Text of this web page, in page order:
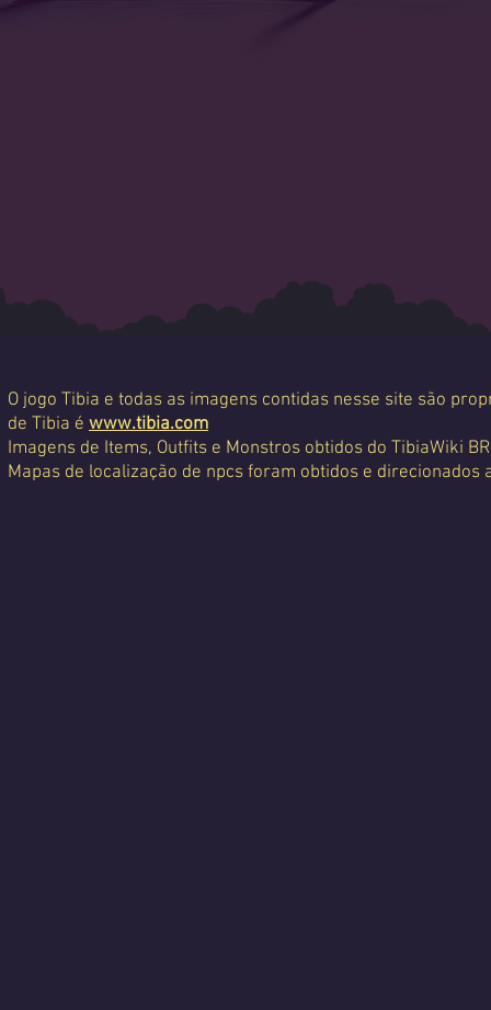
O jogo Tibia e todas as imagens contidas nesse site são
de Tibia é www.tibia.com
Imagens de Items, Outfits e Monstros obtidos do TibiaWiki
Mapas de localização de npcs foram obtidos e direcionados